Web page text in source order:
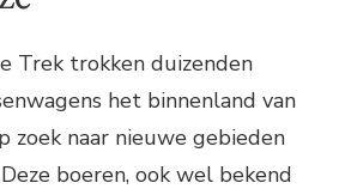
Trek trokken duizenden
het binnenland van
zoek naar nieuwe gebieden
boeren, ook wel bekend